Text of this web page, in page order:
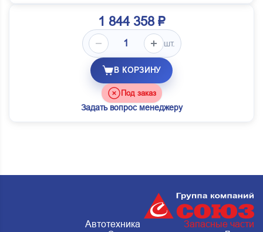
1 844 358 ₽
шт.
В КОРЗИНУ
Под заказ
Задать вопрос менеджеру
Автотехника
Запасные части